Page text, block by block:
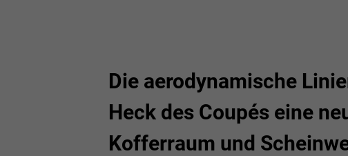
Die aerodynamische
Heck des Coupés eine
Kofferraum und